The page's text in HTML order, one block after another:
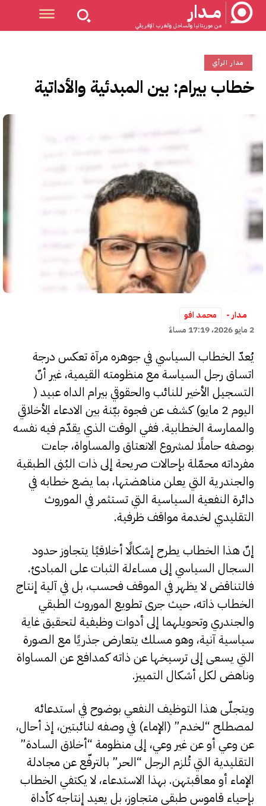
مــدار
من موريتانيا والساحل والغرب الإفريقي
مدار الرأي
خطاب بيرام: بين المبدئية والأداتية
مــدار -
محمد افو
2 مايو 2026، 17:19 مساءً
يُعدّ الخطاب السياسي في جوهره مرآة تعكس درجة
اتساق رجل السياسة مع منظومته القيمية، غير أنّ
التسجيل الأخير للنائب والحقوقي بيرام الداه عبيد (
اليوم 2 مايو) كشف عن فجوة بيّنة بين الادعاء الأخلاقي
والممارسة الخطابية. ففي الوقت الذي يقدّم فيه نفسه
بوصفه حاملًا لمشروع الانعتاق والمساواة، جاءت
مفرداته محمّلة بإحالات صريحة إلى ذات البُنى الطبقية
والجندرية التي يعلن مناهضتها، بما يضع خطابه في
دائرة النفعية السياسية التي تستثمر في الموروث
التقليدي لخدمة مواقف ظرفية.
إنّ هذا الخطاب يطرح إشكالًا أخلاقيًا يتجاوز حدود
السجال السياسي إلى مساءلة الثبات على المبادئ.
فالتناقض لا يظهر في الموقف فحسب، بل في آلية إنتاج
الخطاب ذاته، حيث جرى تطويع الموروث الطبقي
والجندري وتحويلهما إلى أدوات وظيفية لتحقيق غاية
سياسية آنية، وهو مسلك يتعارض جذريًا مع الصورة
التي يسعى إلى ترسيخها عن ذاته كمدافع عن المساواة
وناهض لكل أشكال التمييز.
ويتجلّى هذا التوظيف النفعي بوضوح في استدعائه
لمصطلح “لخدم” (الإماء) في وصفه لنائبتين، إذ أحال،
عن وعي أو عن غير وعي، إلى منظومة “أخلاق السادة”
التقليدية التي تُلزم الرجل “الحر” بالترفّع عن مجادلة
الإماء أو معاقبتهن. بهذا الاستدعاء، لا يكتفي الخطاب
بإحياء قاموس طبقي متجاوز، بل يعيد إنتاجه كأداة